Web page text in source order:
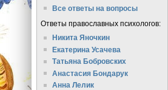
Все ответы на вопросы
Ответы православных психологов:
Никита Яночкин
Екатерина Усачева
Татьяна Бобровских
Анастасия Бондарук
Анна Лелик